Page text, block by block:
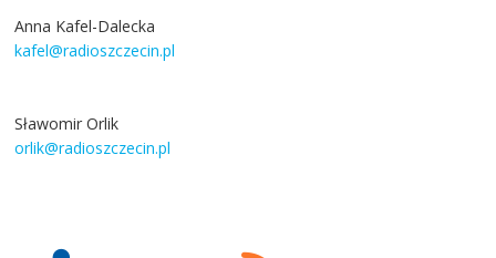
Anna Kafel-Dalecka
kafel@radioszczecin.pl
Sławomir Orlik
orlik@radioszczecin.pl